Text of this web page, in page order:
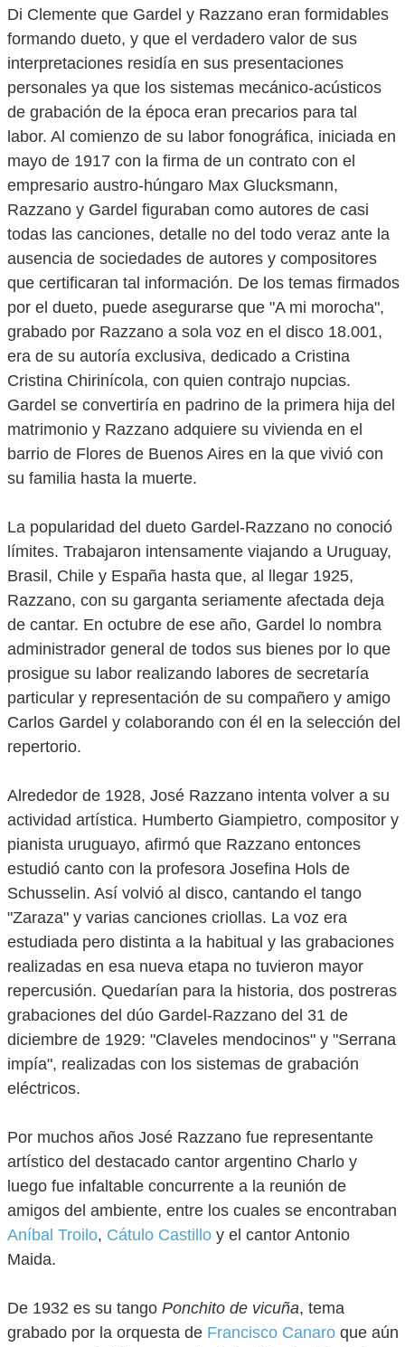
Di Clemente que Gardel y Razzano eran formidables
formando dueto, y que el verdadero valor de sus
interpretaciones residía en sus presentaciones
personales ya que los sistemas mecánico-acústicos
de grabación de la época eran precarios para tal
labor. Al comienzo de su labor fonográfica, iniciada en
mayo de 1917 con la firma de un contrato con el
empresario austro-húngaro Max Glucksmann,
Razzano y Gardel figuraban como autores de casi
todas las canciones, detalle no del todo veraz ante la
ausencia de sociedades de autores y compositores
que certificaran tal información. De los temas firmados
por el dueto, puede asegurarse que "A mi morocha",
grabado por Razzano a sola voz en el disco 18.001,
era de su autoría exclusiva, dedicado a Cristina
Cristina Chirinícola, con quien contrajo nupcias.
Gardel se convertiría en padrino de la primera hija del
matrimonio y Razzano adquiere su vivienda en el
barrio de Flores de Buenos Aires en la que vivió con
su familia hasta la muerte.
La popularidad del dueto Gardel-Razzano no conoció
límites. Trabajaron intensamente viajando a Uruguay,
Brasil, Chile y España hasta que, al llegar 1925,
Razzano, con su garganta seriamente afectada deja
de cantar. En octubre de ese año, Gardel lo nombra
administrador general de todos sus bienes por lo que
prosigue su labor realizando labores de secretaría
particular y representación de su compañero y amigo
Carlos Gardel y colaborando con él en la selección del
repertorio.
Alrededor de 1928, José Razzano intenta volver a su
actividad artística. Humberto Giampietro, compositor y
pianista uruguayo, afirmó que Razzano entonces
estudió canto con la profesora Josefina Hols de
Schusselin. Así volvió al disco, cantando el tango
"Zaraza" y varias canciones criollas. La voz era
estudiada pero distinta a la habitual y las grabaciones
realizadas en esa nueva etapa no tuvieron mayor
repercusión. Quedarían para la historia, dos postreras
grabaciones del dúo Gardel-Razzano del 31 de
diciembre de 1929: "Claveles mendocinos" y "Serrana
impía", realizadas con los sistemas de grabación
eléctricos.
Por muchos años José Razzano fue representante
artístico del destacado cantor argentino Charlo y
luego fue infaltable concurrente a la reunión de
amigos del ambiente, entre los cuales se encontraban
Aníbal Troilo, Cátulo Castillo y el cantor Antonio
Maida.
De 1932 es su tango Ponchito de vicuña, tema
grabado por la orquesta de Francisco Canaro que aún